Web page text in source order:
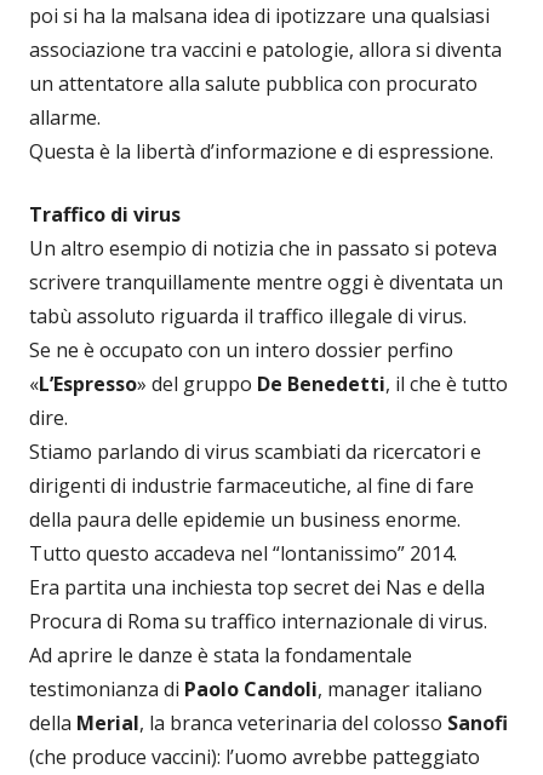
poi si ha la malsana idea di ipotizzare una qualsiasi
associazione tra vaccini e patologie, allora si diventa
un attentatore alla salute pubblica con procurato
allarme.
Questa è la libertà d’informazione e di espressione.
Traffico di virus
Un altro esempio di notizia che in passato si poteva
scrivere tranquillamente mentre oggi è diventata un
tabù assoluto riguarda il traffico illegale di virus.
Se ne è occupato con un intero dossier perfino
«L’Espresso» del gruppo De Benedetti, il che è tutto
dire.
Stiamo parlando di virus scambiati da ricercatori e
dirigenti di industrie farmaceutiche, al fine di fare
della paura delle epidemie un business enorme.
Tutto questo accadeva nel “lontanissimo” 2014.
Era partita una inchiesta top secret dei Nas e della
Procura di Roma su traffico internazionale di virus.
Ad aprire le danze è stata la fondamentale
testimonianza di Paolo Candoli, manager italiano
della Merial, la branca veterinaria del colosso Sanofi
(che produce vaccini): l’uomo avrebbe patteggiato